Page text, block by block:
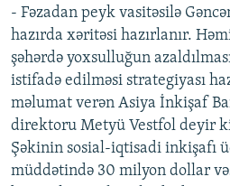
- Fəzadan peyk vasitəsilə
hazırda xəritəsi hazırlanır.
şəhərdə yoxsulluğun
istifadə edilməsi strategiyası
məlumat verən Asiya İnkişaf
direktoru Metyü Vestfol deyir
Şəkinin sosial-iqtisadi inkişafı
müddətində 30 milyon dollar